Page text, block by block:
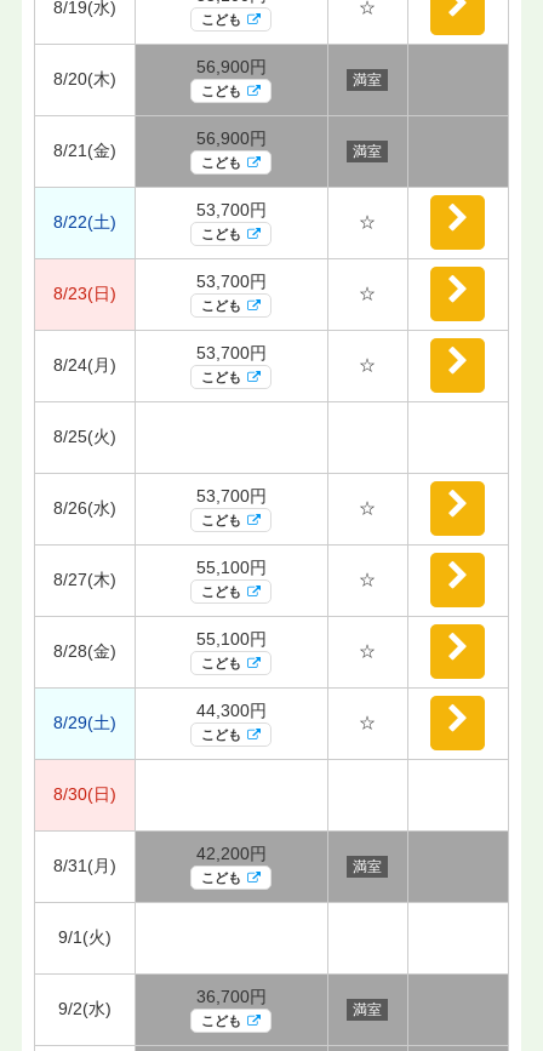
8/19(水)
こども
☆
8/20(木)
56,900円
こども
満室
8/21(金)
56,900円
こども
満室
8/22(土)
53,700円
こども
☆
8/23(日)
53,700円
こども
☆
8/24(月)
53,700円
こども
☆
8/25(火)
8/26(水)
53,700円
こども
☆
8/27(木)
55,100円
こども
☆
8/28(金)
55,100円
こども
☆
8/29(土)
44,300円
こども
☆
8/30(日)
8/31(月)
42,200円
こども
満室
9/1(火)
9/2(水)
36,700円
こども
満室